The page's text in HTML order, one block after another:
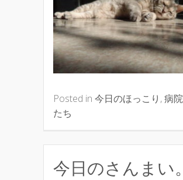
Posted in 今日のほっこり ,病
たち
今日のさんまい。